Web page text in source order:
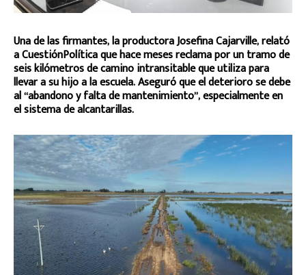
Una de las firmantes, la productora Josefina Cajarville, relató
a CuestiónPolítica que hace meses reclama por un tramo de
seis kilómetros de camino intransitable que utiliza para
llevar a su hijo a la escuela. Aseguró que el deterioro se debe
al “abandono y falta de mantenimiento”, especialmente en
el sistema de alcantarillas.